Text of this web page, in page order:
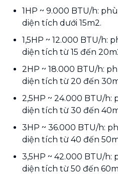
1HP ~ 9.000 BTU/h:
diện tích dưới 15m2.
1,5HP ~ 12.000 BTU/h:
diện tích từ 15 đến
2HP ~ 18.000 BTU/h:
diện tích từ 20 đến
2,5HP ~ 24.000 BTU/
diện tích từ 30 đến
3HP ~ 36.000 BTU/h:
diện tích từ 40 đến
3,5HP ~ 42.000 BTU/
diện tích từ 50 đến